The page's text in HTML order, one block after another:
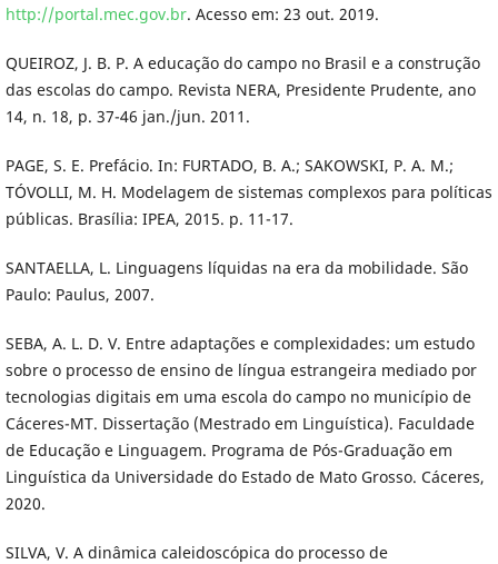
http://portal.mec.gov.br. Acesso em: 23 out. 2019.
QUEIROZ, J. B. P. A educação do campo no Brasil e a construção
das escolas do campo. Revista NERA, Presidente Prudente, ano
14, n. 18, p. 37-46 jan./jun. 2011.
PAGE, S. E. Prefácio. In: FURTADO, B. A.; SAKOWSKI, P. A. M.;
TÓVOLLI, M. H. Modelagem de sistemas complexos para políticas
públicas. Brasília: IPEA, 2015. p. 11-17.
SANTAELLA, L. Linguagens líquidas na era da mobilidade. São
Paulo: Paulus, 2007.
SEBA, A. L. D. V. Entre adaptações e complexidades: um estudo
sobre o processo de ensino de língua estrangeira mediado por
tecnologias digitais em uma escola do campo no município de
Cáceres-MT. Dissertação (Mestrado em Linguística). Faculdade
de Educação e Linguagem. Programa de Pós-Graduação em
Linguística da Universidade do Estado de Mato Grosso. Cáceres,
2020.
SILVA, V. A dinâmica caleidoscópica do processo de